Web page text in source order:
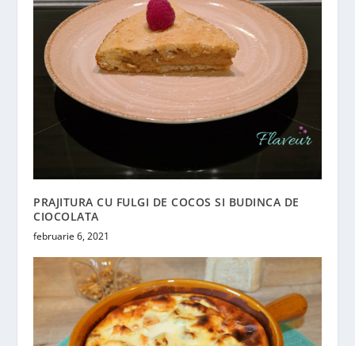
PRAJITURA CU FULGI DE COCOS SI BUDINCA DE
CIOCOLATA
februarie 6, 2021